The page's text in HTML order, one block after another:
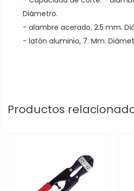
Diámetro.
- alambre acerado, 2.5 mm.
- latón aluminio, 7. Mm.
Productos